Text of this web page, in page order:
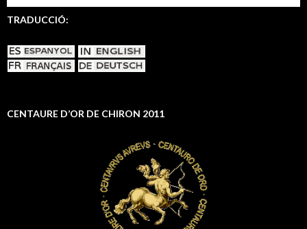
TRADUCCIÓ:
CENTAURE D’OR DE CHIRON 2011